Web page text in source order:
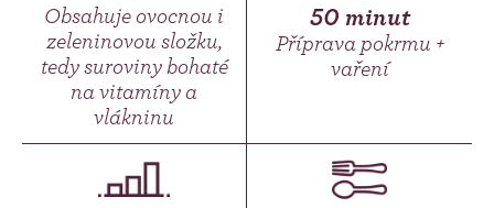
Obsahuje ovocnou i
zeleninovou složku,
tedy suroviny bohaté
na vitamíny a
vlákninu
50 minut
Příprava pokrmu +
vaření